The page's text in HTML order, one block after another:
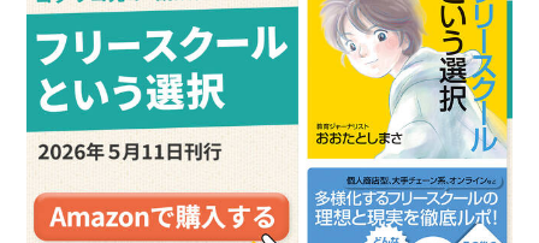
社）『モナミシリーズ』（角川つばさ文庫）『奇譚ル
ーム』（朝日新聞出版）などの作品がある。 子ども自
身が選ぶ、うつのみやこども賞を4回受賞。漫画版
「名探偵夢水清志郎事件ノート」（原作／はやみねか
おる、漫画／えぬえけい 講談社）で第33回講談社漫
画賞（児童部門）受賞。第61回野間児童文芸賞特別賞
受賞。